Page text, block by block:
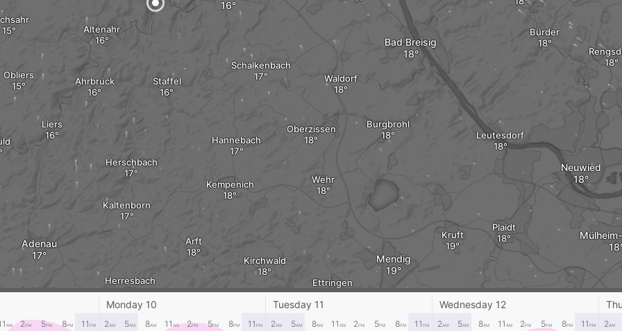
Altenahr
Obliers
Kaltenborn
Ahrbrück
Herschbach
Liers Oberzissen
Staffel
Schalkenbach
Hannebach
Kempenich Wehr
Waldorf
Burgbrohl
Bad Breisig
Herresbach
Adenau
Quiddelbach
Arft
Kirchwald
Bürder
Mayen
Ettringen
Welling
Mendig
Kruft
Neuwied
Leutesdorf
Ochtendung
Plaidt
Monday 10 Tuesday 11 Wednesday 12
AM 2PM 5PM 8PM 11 PM 2AM 5AM 8AM 11 AM 2PM 5PM 8PM 11 PM 2AM 5AM 8AM 11 AM 2PM 5PM 8PM 11 PM 2AM 5AM 8AM 11 AM 2PM 5PM 8PM 11 PM 2AM